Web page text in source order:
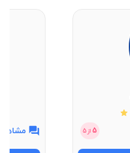
5 از 5 مشاهده 3